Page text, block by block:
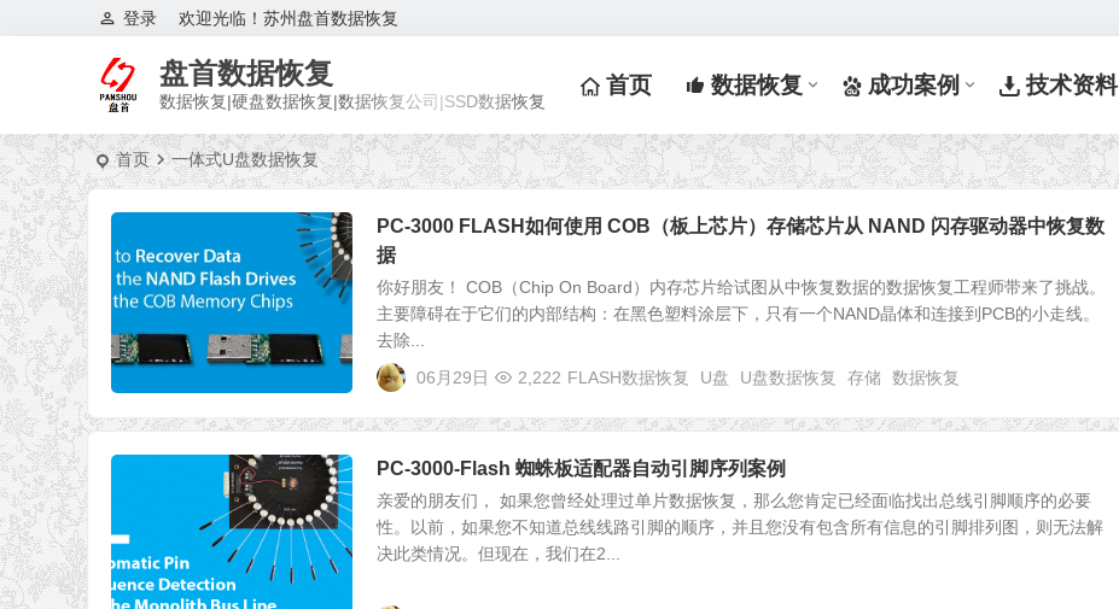
欢迎光临！苏州盘首数据恢复
登录
盘首数据恢复
数据恢复|硬盘数据恢复|数据恢复公司|SSD数据恢复
首页 数据恢复 成功案例 技术资料
首页 一体式U盘数据恢复
PC-3000 FLASH如何使用 COB（板上芯片）存储芯片从 NAND 闪存驱动器中恢复数
据
你好朋友！ COB（Chip On Board）内存芯片给试图从中恢复数据的数据恢复工程师带来了挑战。
主要障碍在于它们的内部结构：在黑色塑料涂层下，只有一个NAND晶体和连接到PCB的小走线。
去除...
06月29日
2,222 FLASH数据恢复 U盘 U盘数据恢复 存储 数据恢复
PC-3000-Flash 蜘蛛板适配器自动引脚序列案例
亲爱的朋友们， 如果您曾经处理过单片数据恢复，那么您肯定已经面临找出总线引脚顺序的必要
性。以前，如果您不知道总线线路引脚的顺序，并且您没有包含所有信息的引脚排列图，则无法解
决此类情况。但现在，我们在2...